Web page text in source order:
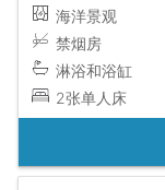
海洋景观
禁烟房
淋浴和浴缸
2张单人床